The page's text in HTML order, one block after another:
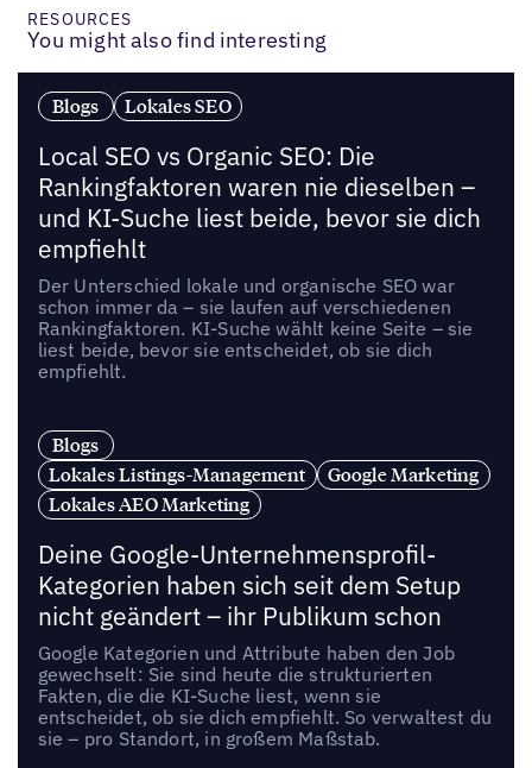
RESOURCES
You might also find interesting
Blogs Lokales SEO
Local SEO vs Organic SEO: Die
Rankingfaktoren waren nie dieselben –
und KI-Suche liest beide, bevor sie dich
empfiehlt
Der Unterschied lokale und organische SEO war
schon immer da – sie laufen auf verschiedenen
Rankingfaktoren. KI-Suche wählt keine Seite – sie
liest beide, bevor sie entscheidet, ob sie dich
empfiehlt.
Blogs
Lokales Listings-Management
Google Marketing
Lokales AEO Marketing
Deine Google-Unternehmensprofil-
Kategorien haben sich seit dem Setup
nicht geändert – ihr Publikum schon
Google Kategorien und Attribute haben den Job
gewechselt: Sie sind heute die strukturierten
Fakten, die die KI-Suche liest, wenn sie
entscheidet, ob sie dich empfiehlt. So verwaltest du
sie – pro Standort, in großem Maßstab.